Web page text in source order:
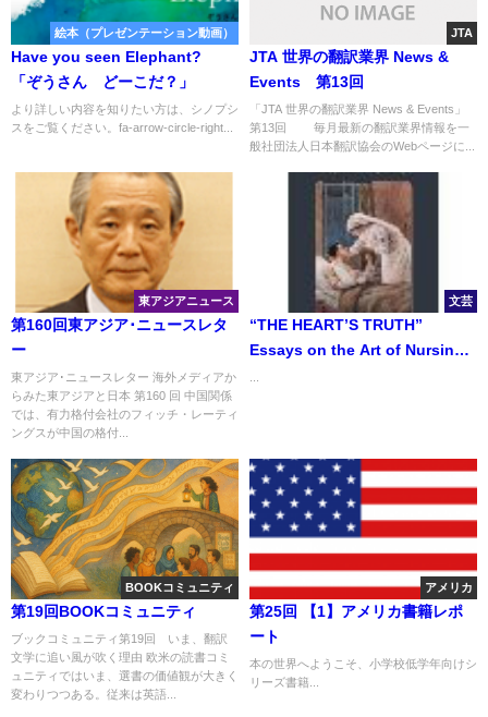
絵本（プレゼンテーション動画）
Have you seen Elephant?
「ぞうさん どーこだ？」
より詳しい内容を知りたい方は、シノプシ
スをご覧ください。fa-arrow-circle-right...
JTA
JTA 世界の翻訳業界 News &
Events 第13回
「JTA 世界の翻訳業界 News & Events」
第13回 毎月最新の翻訳業界情報を一
般社団法人日本翻訳協会のWebページに...
東アジアニュース
第160回東アジア･ニュースレタ
ー
東アジア･ニュースレター 海外メディアか
らみた東アジアと日本 第160 回 中国関係
では、有力格付会社のフィッチ・レーティ
ングスが中国の格付...
文芸
“THE HEART’S TRUTH”
Essays on the Art of Nursing
BOOKコミュニティ
第19回BOOKコミュニティ
ブックコミュニティ第19回 いま、翻訳
文学に追い風が吹く理由 欧米の読書コミ
ュニティではいま、選書の価値観が大きく
変わりつつある。従来は英語...
アメリカ
第25回 【1】アメリカ書籍レポ
ート
本の世界へようこそ、小学校低学年向けシ
リーズ書籍...